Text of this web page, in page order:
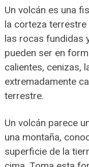
Un volcán es una
la corteza terrestre
las rocas fundidas
pueden ser en
calientes, cenizas,
extremadamente
terrestre.
Un volcán parece
una montaña,
superficie de la